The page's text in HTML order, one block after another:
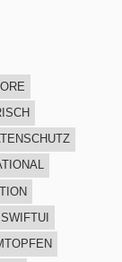
SWIFTUI